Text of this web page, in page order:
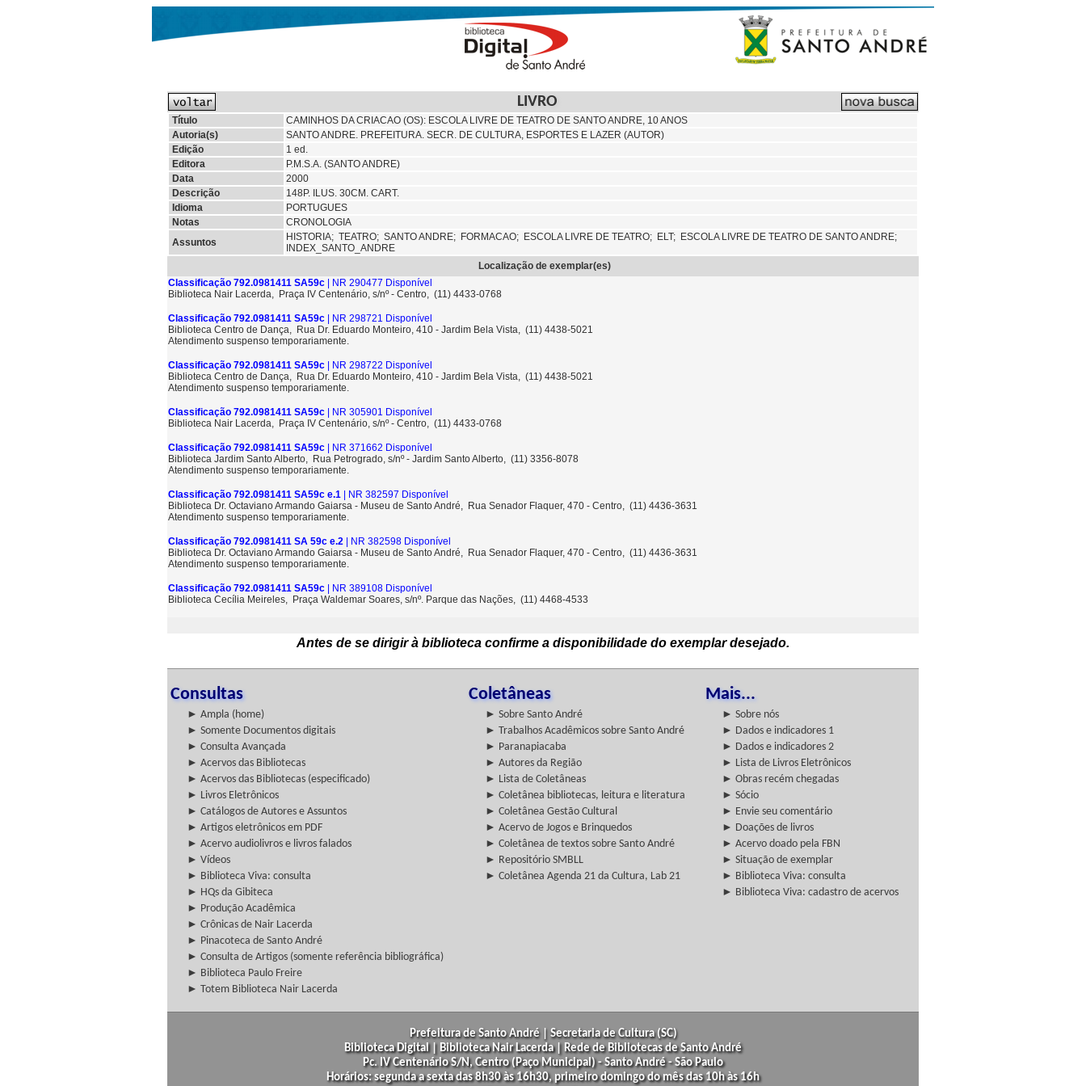
LIVRO
Título
CAMINHOS DA CRIACAO (OS): ESCOLA LIVRE DE TEATRO DE SANTO ANDRE, 10 ANOS
Autoria(s)
SANTO ANDRE. PREFEITURA. SECR. DE CULTURA, ESPORTES E LAZER (AUTOR)
Edição
1 ed.
Editora
P.M.S.A. (SANTO ANDRE)
Data
2000
Descrição
148P. ILUS. 30CM. CART.
Idioma
PORTUGUES
Notas
CRONOLOGIA
Assuntos
HISTORIA; TEATRO; SANTO ANDRE; FORMACAO; ESCOLA LIVRE DE TEATRO; ELT; ESCOLA LIVRE DE TEATRO DE SANTO ANDRE;
INDEX_SANTO_ANDRE
Localização de exemplar(es)
Classificação 792.0981411 SA59c | NR 290477 Disponível
Biblioteca Nair Lacerda, Praça IV Centenário, s/nº - Centro, (11) 4433-0768
Classificação 792.0981411 SA59c | NR 298721 Disponível
Biblioteca Centro de Dança, Rua Dr. Eduardo Monteiro, 410 - Jardim Bela Vista, (11) 4438-5021
Atendimento suspenso temporariamente.
Classificação 792.0981411 SA59c | NR 298722 Disponível
Biblioteca Centro de Dança, Rua Dr. Eduardo Monteiro, 410 - Jardim Bela Vista, (11) 4438-5021
Atendimento suspenso temporariamente.
Classificação 792.0981411 SA59c | NR 305901 Disponível
Biblioteca Nair Lacerda, Praça IV Centenário, s/nº - Centro, (11) 4433-0768
Classificação 792.0981411 SA59c | NR 371662 Disponível
Biblioteca Jardim Santo Alberto, Rua Petrogrado, s/nº - Jardim Santo Alberto, (11) 3356-8078
Atendimento suspenso temporariamente.
Classificação 792.0981411 SA59c e.1 | NR 382597 Disponível
Biblioteca Dr. Octaviano Armando Gaiarsa - Museu de Santo André, Rua Senador Flaquer, 470 - Centro, (11) 4436-3631
Atendimento suspenso temporariamente.
Classificação 792.0981411 SA 59c e.2 | NR 382598 Disponível
Biblioteca Dr. Octaviano Armando Gaiarsa - Museu de Santo André, Rua Senador Flaquer, 470 - Centro, (11) 4436-3631
Atendimento suspenso temporariamente.
Classificação 792.0981411 SA59c | NR 389108 Disponível
Biblioteca Cecília Meireles, Praça Waldemar Soares, s/nº. Parque das Nações, (11) 4468-4533
Antes de se dirigir à biblioteca confirme a disponibilidade do exemplar desejado.
Consultas Coletâneas Mais...
► Ampla (home) ► Sobre Santo André
► Sobre nós
► Somente Documentos digitais
► Trabalhos Acadêmicos sobre Santo André
► Dados e indicadores 1
► Consulta Avançada
► Paranapiacaba
► Dados e indicadores 2
► Acervos das Bibliotecas
► Autores da Região
► Lista de Livros Eletrônicos
► Acervos das Bibliotecas (especificado)
► Lista de Coletâneas
► Obras recém chegadas
► Livros Eletrônicos
► Coletânea bibliotecas, leitura e literatura
► Sócio
► Catálogos de Autores e Assuntos
► Coletânea Gestão Cultural
► Envie seu comentário
► Artigos eletrônicos em PDF
► Acervo de Jogos e Brinquedos
► Doações de livros
► Acervo audiolivros e livros falados
► Coletânea de textos sobre Santo André
► Acervo doado pela FBN
► Vídeos
► Repositório SMBLL
► Situação de exemplar
► Biblioteca Viva: consulta
► Coletânea Agenda 21 da Cultura, Lab 21
► Biblioteca Viva: consulta
► HQs da Gibiteca
► Biblioteca Viva: cadastro de acervos
► Produção Acadêmica
► Crônicas de Nair Lacerda
► Pinacoteca de Santo André
► Consulta de Artigos (somente referência bibliográfica)
► Biblioteca Paulo Freire
► Totem Biblioteca Nair Lacerda
Prefeitura de Santo André | Secretaria de Cultura (SC)
Biblioteca Digital | Biblioteca Nair Lacerda | Rede de Bibliotecas de Santo André
Pc. IV Centenário S/N, Centro (Paço Municipal) - Santo André - São Paulo
Horários: segunda a sexta das 8h30 às 16h30, primeiro domingo do mês das 10h às 16h